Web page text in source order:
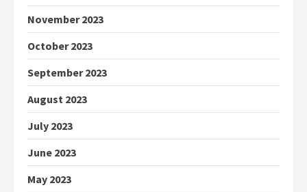
November 2023
October 2023
September 2023
August 2023
July 2023
June 2023
May 2023